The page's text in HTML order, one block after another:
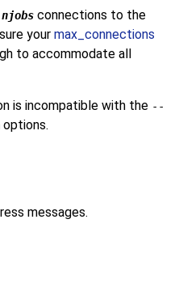
njobs connections to the
your max_connections
to accommodate all
is incompatible with the --
options.
messages.